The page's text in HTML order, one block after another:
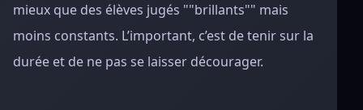
mieux que des élèves jugés ""brillants"" mais
moins constants. L’important, c’est de tenir sur la
durée et de ne pas se laisser décourager.